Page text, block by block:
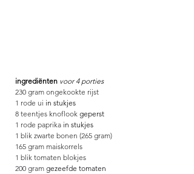
ingrediënten voor 4 porties
230 gram ongekookte rijst
1 rode ui in stukjes
8 teentjes knoflook geperst
1 rode paprika in stukjes
1 blik zwarte bonen (265 gram)
165 gram maiskorrels
1 blik tomaten blokjes
200 gram gezeefde tomaten